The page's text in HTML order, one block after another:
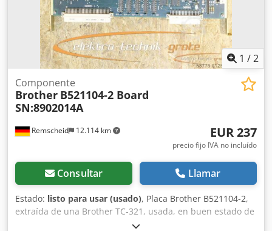
1 /2
Remscheid 12.114 km
Componente
Brother B521104-2 Board
SN:8902014A
EUR 237
precio fijo IVA no incluído
Consultar Llamar
Estado: listo para usar (usado), Placa Brother B521104-2,
extraída de una Brother TC-321, usada, en buen estado de
conservación, 100 % funcional. Dodpfxoi D Uk Ho Ac Nekr